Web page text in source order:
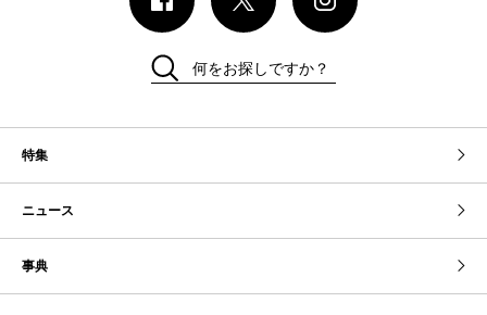
特集
ニュース
事典
何をお探しですか？